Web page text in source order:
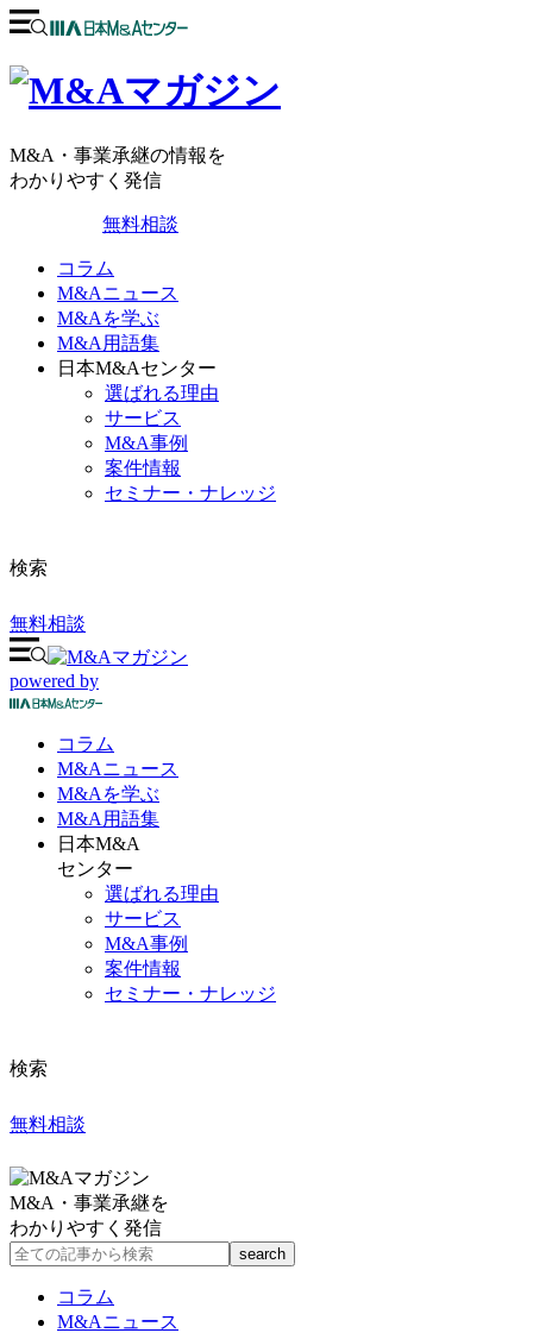
M&A・事業承継の情報を
わかりやすく発信
無料相談
コラム
M&Aニュース
M&Aを学ぶ
M&A用語集
日本M&Aセンター
選ばれる理由
サービス
M&A事例
案件情報
セミナー・ナレッジ
検索
無料相談
powered by
コラム
M&Aニュース
M&Aを学ぶ
M&A 用語集
日本M&A
センター
選ばれる理由
サービス
M&A事例
案件情報
セミナー・ナレッジ
検索
無料相談
M&A・事業承継を
わかりやすく発信
コラム
M&Aニュース